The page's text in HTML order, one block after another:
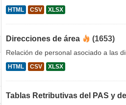
HTML CSV XLSX
Direcciones de área (1653)
Relación de personal asociado a las
HTML CSV XLSX
Tablas Retributivas del PAS y